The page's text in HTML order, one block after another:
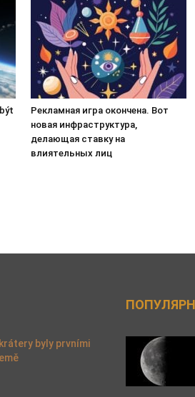
Рекламная игра окончена. Вот
новая инфраструктура,
делающая ставку на
влиятельных лиц
byly prvními